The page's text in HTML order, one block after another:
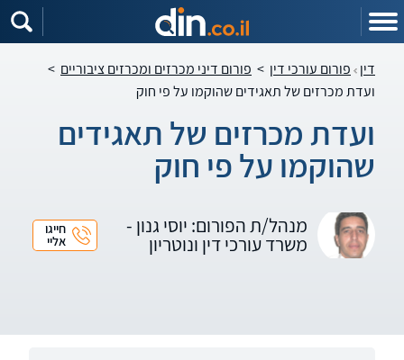
דין פורום עורכי דין > פורום דיני מכרזים ומכרזים ציבוריים >
ועדת מכרזים של תאגידים שהוקמו על פי חוק
ועדת מכרזים של תאגידים
שהוקמו על פי חוק
מנהל/ת הפורום: יוסי גנון -
משרד עורכי דין ונוטריון
חייגו
אליי